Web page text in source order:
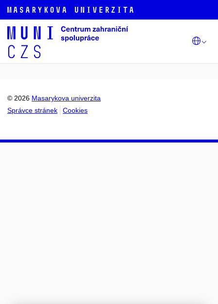
© 2026 Masarykova univerzita
Správce stránek
Cookies